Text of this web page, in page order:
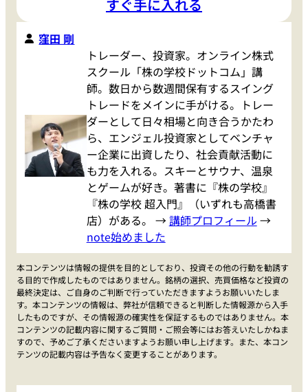
すぐ手に入れる
窪田 剛
トレーダー、投資家。オンライン株式
スクール「株の学校ドットコム」講
師。数日から数週間保有するスイング
トレードをメインに手がける。トレー
ダーとして日々相場と向き合うかたわ
ら、エンジェル投資家としてベンチャ
ー企業に出資したり、社会貢献活動に
も力を入れる。スキーとサウナ、温泉
とゲームが好き。著書に『株の学校』
『株の学校 超入門』（いずれも高橋書
店）がある。 →講師プロフィール →
note始めました
本コンテンツは情報の提供を目的としており、投資その他の行動を勧誘す
る目的で作成したものではありません。銘柄の選択、売買価格など投資の
最終決定は、ご自身のご判断で行っていただきますようお願いいたしま
す。本コンテンツの情報は、弊社が信頼できると判断した情報源から入手
したものですが、その情報源の確実性を保証するものではありません。本
コンテンツの記載内容に関するご質問・ご照会等にはお答えいたしかねま
すので、予めご了承くださいますようお願い申し上げます。また、本コン
テンツの記載内容は予告なく変更することがあります。